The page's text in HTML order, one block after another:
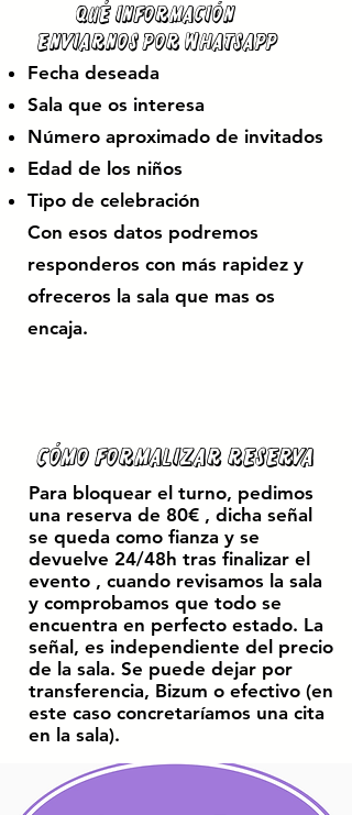
Qué información
enviarnos por WhatsApp
Fecha deseada
Sala que os interesa
Número aproximado de invitados
Edad de los niños
Tipo de celebración
Con esos datos podremos
responderos con más rapidez y
ofreceros la sala que mas os
encaja.
Cómo formalizar reserva
Para bloquear el turno, pedimos
una reserva de 80€ , dicha señal
se queda como fianza y se
devuelve 24/48h tras finalizar el
evento , cuando revisamos la sala
y comprobamos que todo se
encuentra en perfecto estado. La
señal, es independiente del precio
de la sala. Se puede dejar por
transferencia, Bizum o efectivo (en
este caso concretaríamos una cita
en la sala).